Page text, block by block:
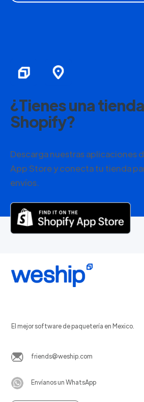
¿Tienes una
Shopify?
Descarga nuestras aplicaciones
App Store y conecta tu tienda
envíos.
El mejor software de paquetería en Mexico.
friends@weship.com
Envíanos un WhatsApp